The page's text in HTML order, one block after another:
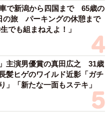
で新潟から四国まで 65歳の
の旅 パーキングの休憩まで
でも組まねえよ！」
主演男優賞の真田広之 31歳
髪ヒゲのワイルド近影「ガチ
」「新たな一面もステキ」